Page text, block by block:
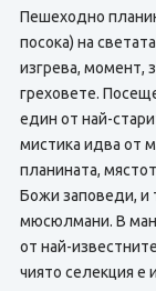
Пешеходно
посока) на
изгрева, момент,
греховете.
един от най-
мистика идва от
планината,
Божи заповеди, и
мюсюлмани. В
от най-
чиято селекция е